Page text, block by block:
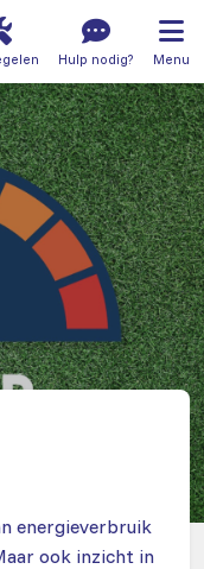
Hulp nodig? Menu
energieverbruik
ook inzicht in